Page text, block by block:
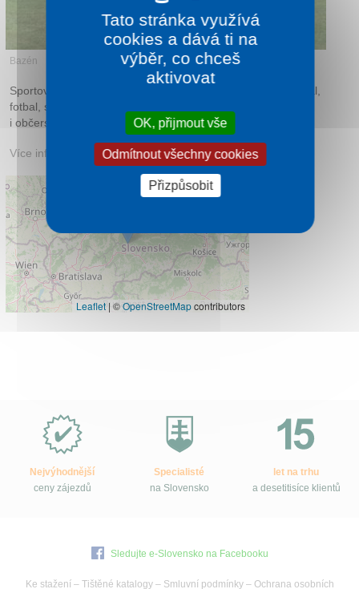
Bazén
Sportovně se dají využít čluny, vodní bycikly, plážový volejbal,
fotbal, stolní tenis, minigolf, bedminton, bowling. Nabízí
i občerstvení a ubytování.
Více informací: aqualandbb.eu
Leaflet | ©OpenStreetMapcontributors
Slovensko.cz?
Nejvýhodnější
ceny zájezdů
Specialisté
na Slovensko
let na trhu
a desetitisíce klientů
Sledujte e-Slovensko na Facebooku
Ke stažení – Tištěné katalogy– Smluvní podmínky– Ochrana osobních
Tato stránka využívá
cookies a dává ti na
výběr, co chceš
aktivovat
OK, přijmout vše
Odmítnout všechny cookies
Přizpůsobit